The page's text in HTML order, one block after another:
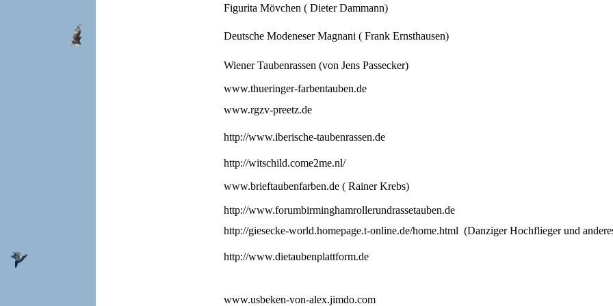
Figurita Mövchen ( Dieter Dammann)
Deutsche Modeneser Magnani ( Frank Ernsthausen)
Wiener Taubenrassen (von Jens Passecker)
www.thueringer-farbentauben.de
www.rgzv-preetz.de
http://www.iberische-taubenrassen.de
http://witschild.come2me.nl/
www.brieftaubenfarben.de ( Rainer Krebs)
http://www.forumbirminghamrollerundrassetauben.de
http://giesecke-world.homepage.t-online.de/home.html (Danziger Hochflieger und
http://www.dietaubenplattform.de
www.usbeken-von-alex.jimdo.com